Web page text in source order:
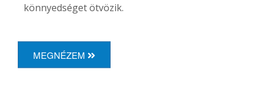
könnyedséget ötvözik.
MEGNÉZEM